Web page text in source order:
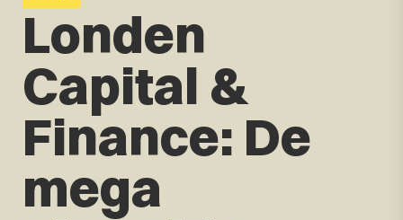
Londen
Capital &
Finance: De
mega